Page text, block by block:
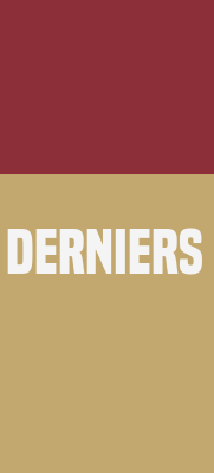
derniers